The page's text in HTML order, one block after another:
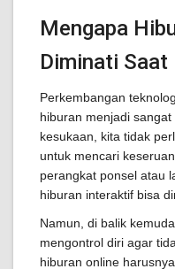
Mengapa
Diminati Saat
Perkembangan
hiburan menjadi
kesukaan, kita tidak
untuk mencari
perangkat ponsel atau
hiburan interaktif bisa
Namun, di balik
mengontrol diri agar
hiburan online